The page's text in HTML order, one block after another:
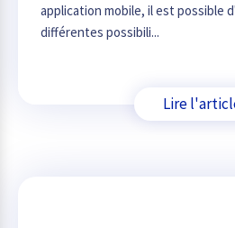
application mobile, il est possible
différentes possibili...
Lire